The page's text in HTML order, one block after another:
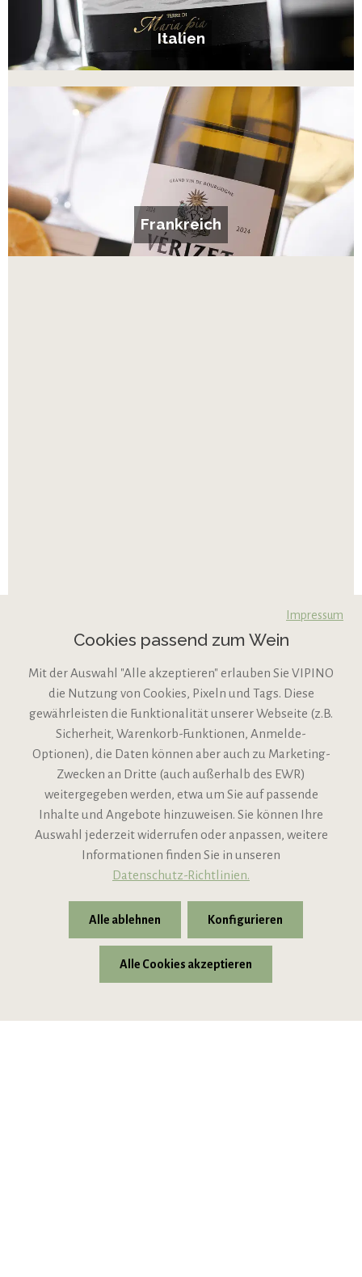
Italien
Frankreich
VIPINO Service
Informationen
Support
* Alle Preise inkl. gesetzl. Mehrwertsteuer zzgl.Versandkosten
Impressum
Cookies passend zum Wein
Mit der Auswahl "Alle akzeptieren" erlauben Sie VIPINO
die Nutzung von Cookies, Pixeln und Tags. Diese
gewährleisten die Funktionalität unserer Webseite (z.B.
Sicherheit, Warenkorb-Funktionen, Anmelde-
Optionen), die Daten können aber auch zu Marketing-
Zwecken an Dritte (auch außerhalb des EWR)
weitergegeben werden, etwa um Sie auf passende
Inhalte und Angebote hinzuweisen. Sie können Ihre
Auswahl jederzeit widerrufen oder anpassen, weitere
Informationen finden Sie in unseren
Datenschutz-Richtlinien.
Alle ablehnen Konfigurieren
Alle Cookies akzeptieren